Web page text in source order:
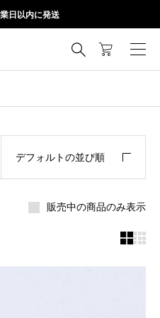
日以内に発送

デフォルトの並び順
販売中の商品のみ表示
